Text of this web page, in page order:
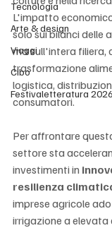
Tecnologia
Arte & design
Viaggi
Cibo
Festivaletteratura 2026
L'impatto
solo sui bilanci delle
ma sull'intera filiera,
trasformazione
logistica,
consumatori.
Per affrontare
settore sta
investimenti in
resilienza
imprese agricole
irrigazione a elevata